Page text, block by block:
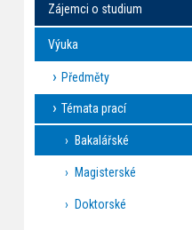
Zájemci o studium
Výuka
Předměty
Témata prací
Bakalářské
Magisterské
Doktorské